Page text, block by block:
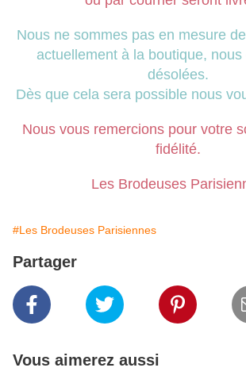
Nous ne sommes pas en mesure
actuellement à la boutique,
désolées.
Dès que cela sera possible nous
Nous vous remercions pour votre
fidélité.
Les Brodeuses
#Les Brodeuses Parisiennes
Partager
Vous aimerez aussi